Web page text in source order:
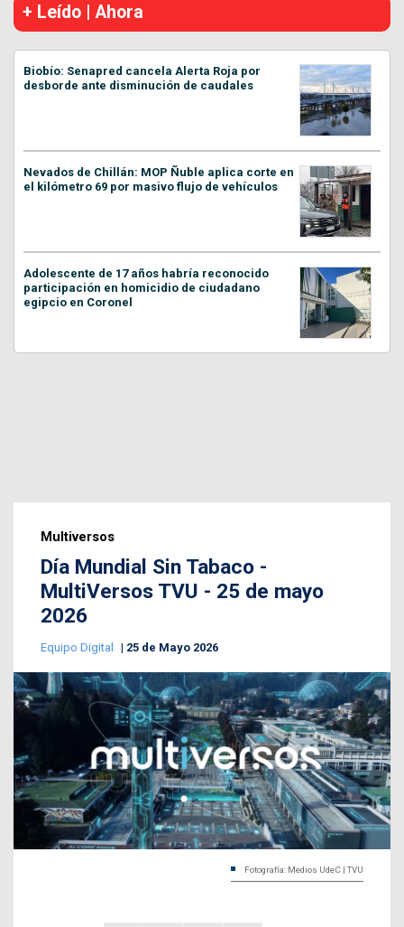
+ Leído | Ahora
Biobío: Senapred cancela Alerta Roja por
desborde ante disminución de caudales
Nevados de Chillán: MOP Ñuble aplica corte en
el kilómetro 69 por masivo flujo de vehículos
Adolescente de 17 años habría reconocido
participación en homicidio de ciudadano
egipcio en Coronel
Multiversos
Día Mundial Sin Tabaco -
MultiVersos TVU - 25 de mayo
2026
Equipo Digital 25 de Mayo 2026
Fotografía: Medios UdeC | TVU